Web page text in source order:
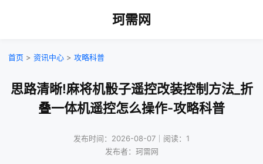
珂需网
首页 > 资讯中心 > 攻略科普
思路清晰!麻将机骰子遥控改装控制方法_折
叠一体机遥控怎么操作-攻略科普
发布时间：2026-08-07｜阅读：1
发布者：珂需网